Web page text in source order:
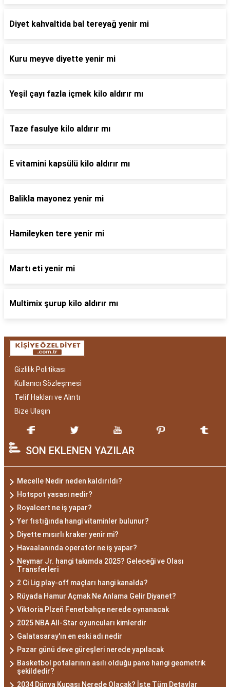
Diyet kahvaltida bal tereyağ yenir mi
Kuru meyve diyette yenir mi
Yeşil çayı fazla içmek kilo aldırır mı
Taze fasulye kilo aldırır mı
E vitamini kapsülü kilo aldırır mı
Balikla mayonez yenir mi
Hamileyken tere yenir mi
Martı eti yenir mi
Multimix şurup kilo aldırır mı
Gizlilik Politikası
Kullanıcı Sözleşmesi
Telif Hakları ve Alıntı
Bize Ulaşın
SON EKLENEN YAZILAR
Mecelle Nedir neden kaldırıldı?
Hotspot yasası nedir?
Royalcert ne iş yapar?
Yer fıstığında hangi vitaminler bulunur?
Diyette mısırlı kraker yenir mi?
Havaalanında operatör ne iş yapar?
Neymar Jr. hangi takımda 2025? Geleceği ve Olası
Transferleri
2 Ci Lig play-off maçları hangi kanalda?
Rüyada Hamur Açmak Ne Anlama Gelir Diyanet?
Viktoria Plzeň Fenerbahçe nerede oynanacak
2025 NBA All-Star oyuncuları kimlerdir
Galatasaray'ın en eski adı nedir
Pazar günü deve güreşleri nerede yapılacak
Basketbol potalarının asılı olduğu pano hangi geometrik
şekildedir?
2034 Dünya Kupası Nerede Olacak? İşte Tüm Detaylar